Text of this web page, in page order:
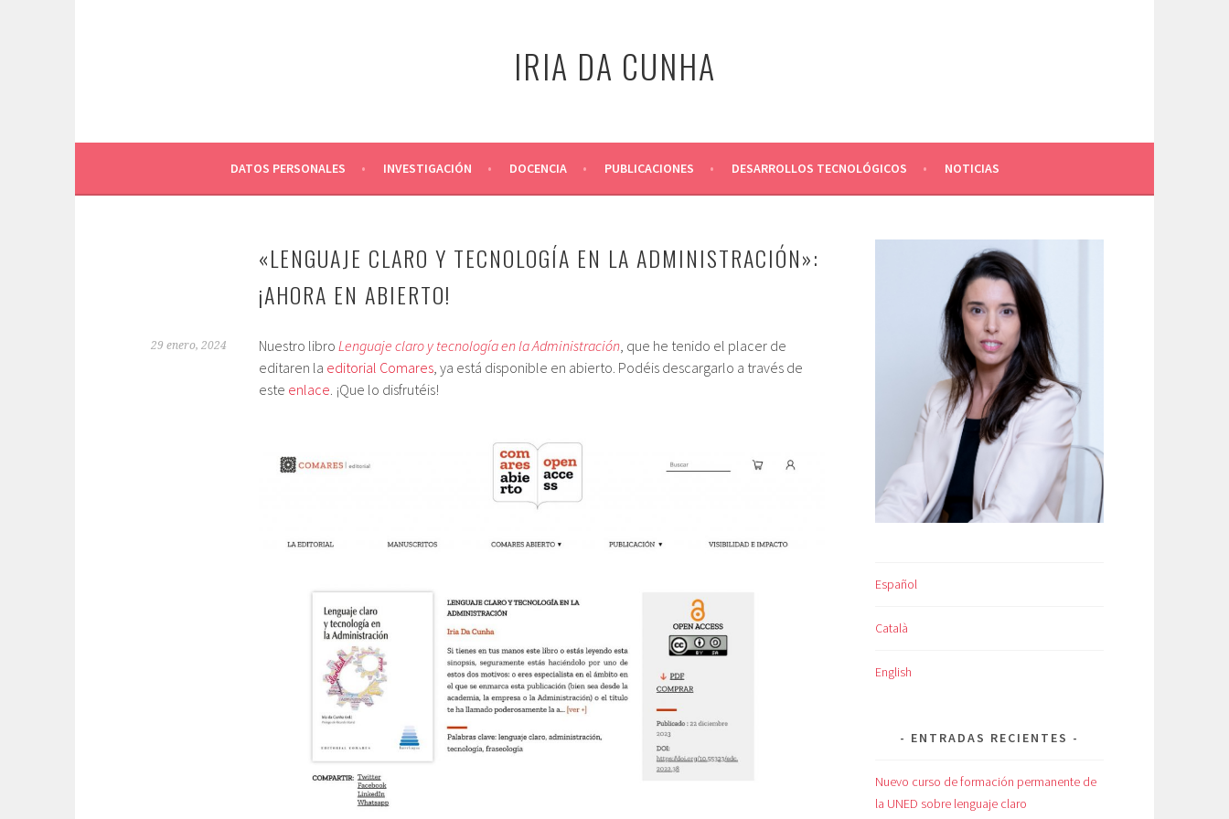
IRIA DA CUNHA
DATOS PERSONALES INVESTIGACIÓN DOCENCIA PUBLICACIONES DESARROLLOS TECNOLÓGICOS NOTICIAS
«LENGUAJE CLARO Y TECNOLOGÍA EN LA ADMINISTRACIÓN»:
¡AHORA EN ABIERTO!
29 enero, 2024 Nuestro libro Lenguaje claro y tecnología en la Administración, que he tenido el placer de
editaren la editorial Comares, ya está disponible en abierto. Podéis descargarlo a través de
este enlace. ¡Que lo disfrutéis!
Español
Català
English
ENTRADAS RECIENTES
Nuevo curso de formación permanente de
la UNED sobre lenguaje claro